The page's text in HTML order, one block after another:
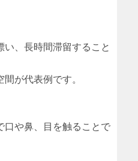
、長時間滞留すること
が代表例です。
口や鼻、目を触ることで